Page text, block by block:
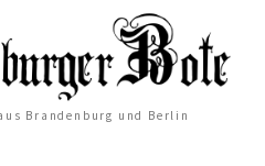
Brandenburg und Berlin